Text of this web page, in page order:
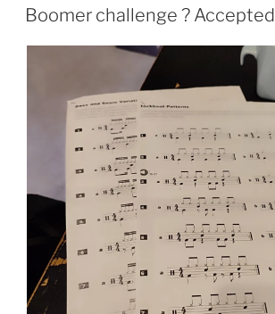
IL
Boomer challenge ? Accepted